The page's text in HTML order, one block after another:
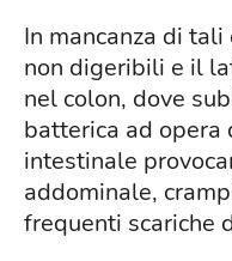
In mancanza di
non digeribili e il
nel colon, dove
batterica ad
intestinale
addominale,
frequenti scariche